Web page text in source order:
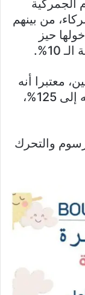
الجمركية
من بينهم
يوما بعد دخولها حيز
10%.
معتبرا أنه
لم يكن عليها أن ترد على رفع رسومه إلى 125%،
والتحرك